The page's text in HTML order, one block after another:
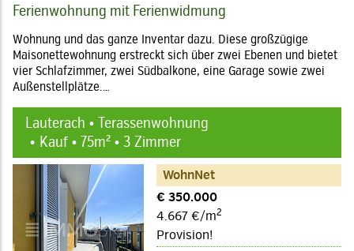
Ferienwohnung mit Ferienwidmung
Wohnung und das ganze Inventar dazu. Diese großzügige
Maisonettewohnung erstreckt sich über zwei Ebenen und bietet
vier Schlafzimmer, zwei Südbalkone, eine Garage sowie zwei
Außenstellplätze.…
Lauterach • Terassenwohnung
Kauf • 75m² • 3 Zimmer
WohnNet
€ 350.000
4.667 €/m2
Provision!